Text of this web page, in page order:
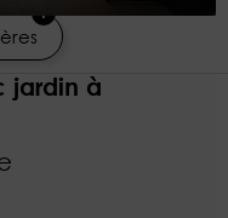
1
jardin à